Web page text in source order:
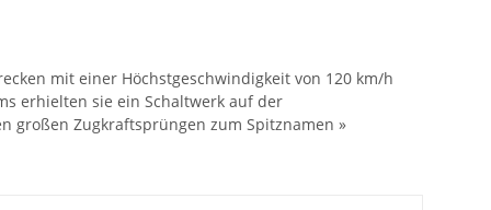
mit einer Höchstgeschwindigkeit von 120 km/h
erhielten sie ein Schaltwerk auf der
großen Zugkraftsprüngen zum Spitznamen »